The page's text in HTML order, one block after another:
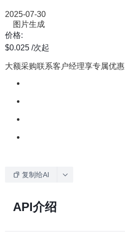
2025-07-30
图片生成
价格:
$0.025 /次起
大额采购联系客户经理享专属优惠
复制给AI
API介绍